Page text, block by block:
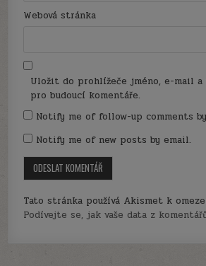
Webová stránka
Uložit do prohlížeče jméno, e-mail a
pro budoucí komentáře.
Notify me of follow-up comments
Notify me of new posts by email.
Tato stránka používá Akismet k
Podívejte se, jak vaše data z